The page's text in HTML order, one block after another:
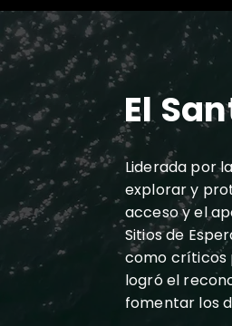
El
Liderada por
explorar y
acceso y el
Sitios de
como críticos
logró el
fomentar los